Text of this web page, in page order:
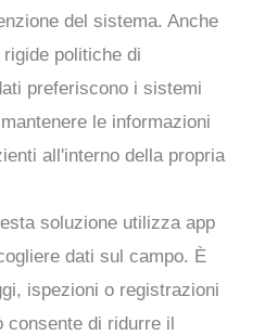
del sistema. Anche
politiche di
preferiscono i sistemi
le informazioni
all'interno della propria
soluzione utilizza app
dati sul campo. È
ispezioni o registrazioni
consente di ridurre il